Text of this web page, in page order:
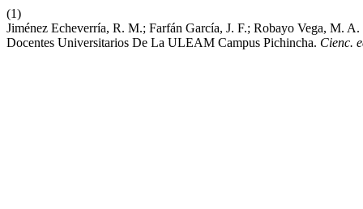
(1)
Jiménez Echeverría, R. M.; Farfán García, J. F.; Robayo Vega, M.
Docentes Universitarios De La ULEAM Campus Pichincha. Cienc.